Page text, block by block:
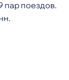
пар поездов.